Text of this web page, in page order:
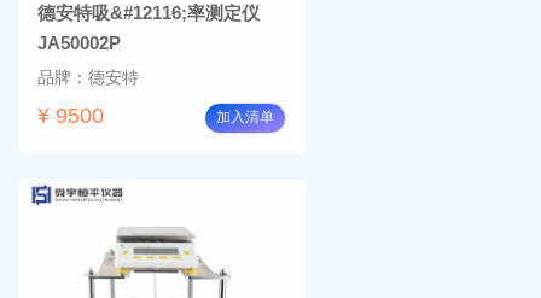
德安特吸&#12116;率测定仪
JA50002P
品牌：德安特
¥ 9500 加入清单